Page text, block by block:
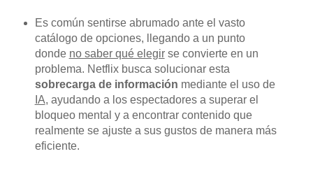
Es común sentirse abrumado ante el vasto
catálogo de opciones, llegando a un punto
donde no saber qué elegirse convierte en un
problema. Netflix busca solucionar esta
sobrecarga de información mediante el uso de
IA, ayudando a los espectadores a superar el
bloqueo mental y a encontrar contenido que
realmente se ajuste a sus gustos de manera más
eficiente.